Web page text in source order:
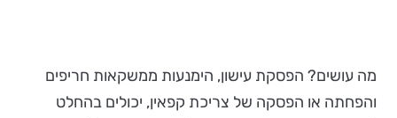
מה עושים? הפסקת עישון, הימנעות ממשקאות חריפים
והפחתה או הפסקה של צריכת קפאין, יכולים בהחלט